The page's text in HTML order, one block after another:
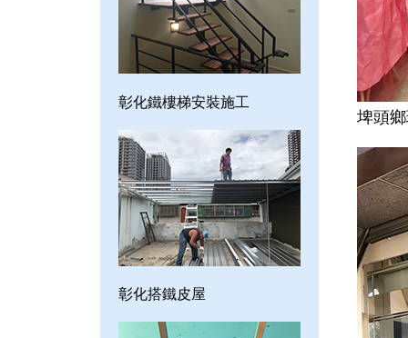
彰化鐵樓梯安裝施工
彰化搭鐵皮屋
埤頭